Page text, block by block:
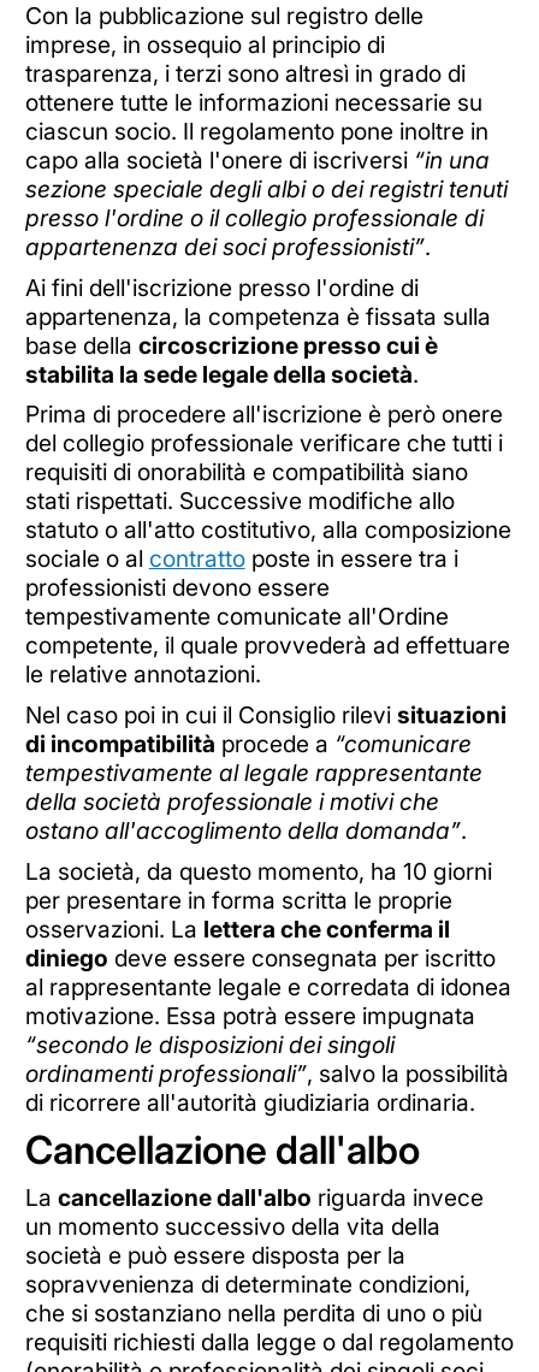
Con la pubblicazione sul registro delle
imprese, in ossequio al principio di
trasparenza, i terzi sono altresì in grado di
ottenere tutte le informazioni necessarie su
ciascun socio. Il regolamento pone inoltre in
capo alla società l'onere di iscriversi “in una
sezione speciale degli albi o dei registri tenuti
presso l'ordine o il collegio professionale di
appartenenza dei soci professionisti”.
Ai fini dell'iscrizione presso l'ordine di
appartenenza, la competenza è fissata sulla
base della circoscrizione presso cui è
stabilita la sede legale della società.
Prima di procedere all'iscrizione è però onere
del collegio professionale verificare che tutti i
requisiti di onorabilità e compatibilità siano
stati rispettati. Successive modifiche allo
statuto o all'atto costitutivo, alla composizione
sociale o al contrattoposte in essere tra i
professionisti devono essere
tempestivamente comunicate all'Ordine
competente, il quale provvederà ad effettuare
le relative annotazioni.
Nel caso poi in cui il Consiglio rilevi situazioni
di incompatibilità procede a “comunicare
tempestivamente al legale rappresentante
della società professionale i motivi che
ostano all'accoglimento della domanda”.
La società, da questo momento, ha 10 giorni
per presentare in forma scritta le proprie
osservazioni. La lettera che conferma il
diniego deve essere consegnata per iscritto
al rappresentante legale e corredata di idonea
motivazione. Essa potrà essere impugnata
“secondo le disposizioni dei singoli
ordinamenti professionali”, salvo la possibilità
di ricorrere all'autorità giudiziaria ordinaria.
Cancellazione dall'albo
La cancellazione dall'albo riguarda invece
un momento successivo della vita della
società e può essere disposta per la
sopravvenienza di determinate condizioni,
che si sostanziano nella perdita di uno o più
requisiti richiesti dalla legge o dal regolamento